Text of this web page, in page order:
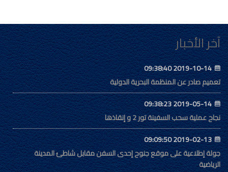
آخر الأخبار
2019-10-14 09:38:40
تعميم صادر عن المنظمة البحرية الدولية
2019-05-14 09:38:23
نجاح عملية سحب السفينة تور 2 و إنقاذها
2019-02-13 09:09:50
جولة إطلاعية على موقع جنوح إحدى السفن مقابل شاطئ المدينة
الرياضية